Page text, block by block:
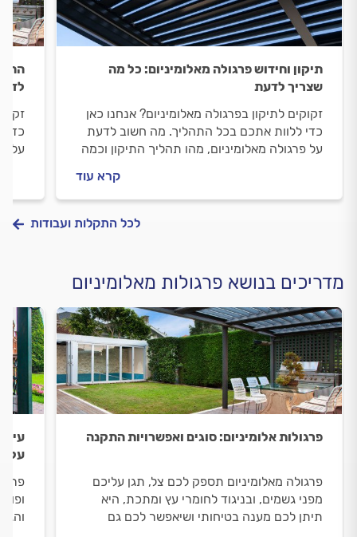
תיקון וחידוש פרגולה מאלומיניום: כל מה
שצריך לדעת
זקוקים לתיקון בפרגולה מאלומיניום? אנחנו כאן
כדי ללוות אתכם בכל התהליך. מה חשוב לדעת
על פרגולה מאלומיניום, מהו תהליך התיקון וכמה
קרא עוד
כדי
על
לכל התקלות ועבודות
מדריכים בנושא פרגולות מאלומיניום
פרגולות אלומיניום: סוגים ואפשרויות התקנה
פרגולה מאלומיניום תספק לכם צל, תגן עליכם
מפני גשמים, ובניגוד לחומרי עץ ומתכת, היא
תיתן לכם מענה בטיחותי ושיאפשר לכם גם
על